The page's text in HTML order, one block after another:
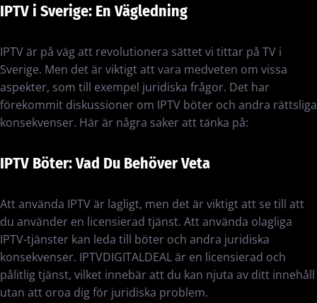
IPTV i Sverige: En Vägledning
IPTV är på väg att revolutionera sättet vi tittar på TV i
Sverige. Men det är viktigt att vara medveten om vissa
aspekter, som till exempel juridiska frågor. Det har
förekommit diskussioner om IPTV böter och andra rättsliga
konsekvenser. Här är några saker att tänka på:
IPTV Böter: Vad Du Behöver Veta
Att använda IPTV är lagligt, men det är viktigt att se till att
du använder en licensierad tjänst. Att använda olagliga
IPTV-tjänster kan leda till böter och andra juridiska
konsekvenser. IPTVDIGITALDEAL är en licensierad och
pålitlig tjänst, vilket innebär att du kan njuta av ditt innehåll
utan att oroa dig för juridiska problem.